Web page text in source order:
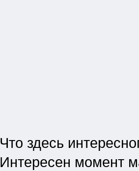
Что здесь
Интересен момент